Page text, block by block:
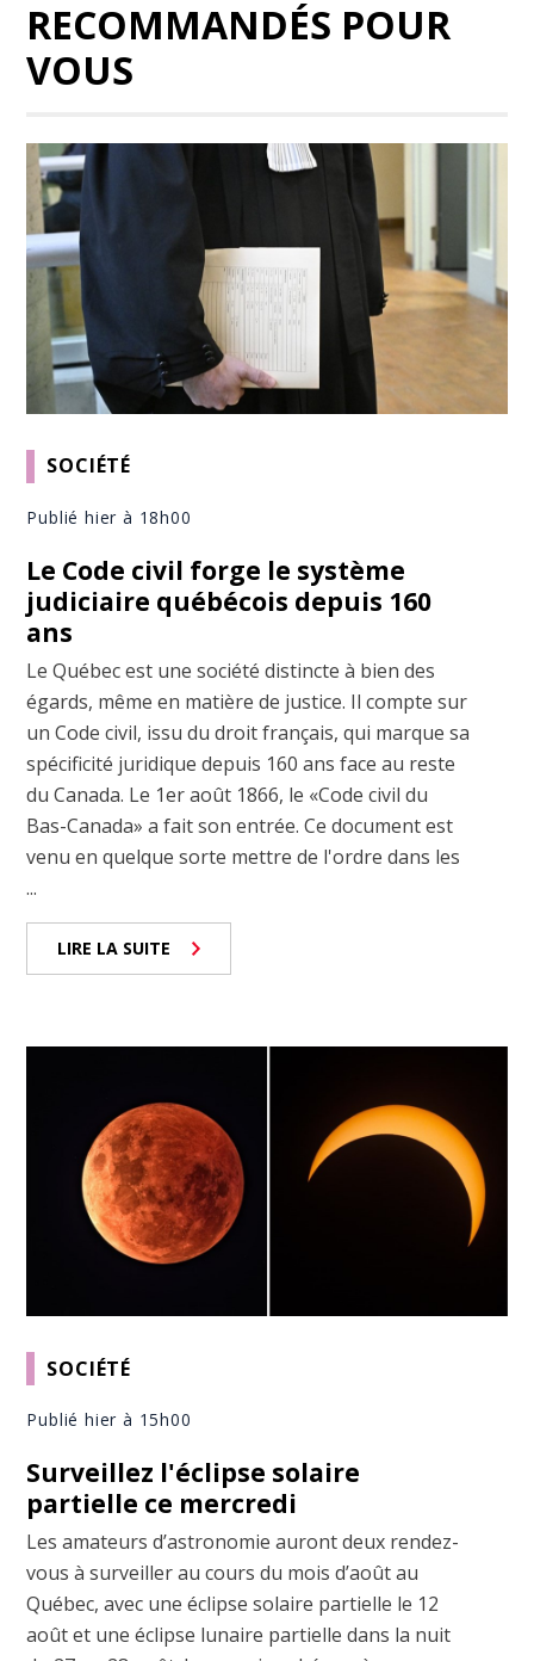
RECOMMANDÉS POUR
VOUS
SOCIÉTÉ
Publié hier à 18h00
Le Code civil forge le système
judiciaire québécois depuis 160
ans
Le Québec est une société distincte à bien des
égards, même en matière de justice. Il compte sur
un Code civil, issu du droit français, qui marque sa
spécificité juridique depuis 160 ans face au reste
du Canada. Le 1er août 1866, le «Code civil du
Bas-Canada» a fait son entrée. Ce document est
venu en quelque sorte mettre de l'ordre dans les
...
LIRE LA SUITE
SOCIÉTÉ
Publié hier à 15h00
Surveillez l'éclipse solaire
partielle ce mercredi
Les amateurs d’astronomie auront deux rendez-
vous à surveiller au cours du mois d’août au
Québec, avec une éclipse solaire partielle le 12
août et une éclipse lunaire partielle dans la nuit